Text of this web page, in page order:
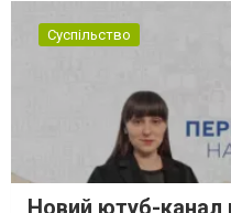
Суспільство
Новий ютуб-канал